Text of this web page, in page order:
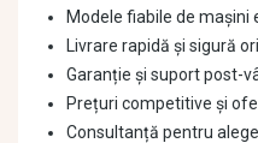
Modele fiabile de mașini
Livrare rapidă și sigură
Garanție și suport post-
Prețuri competitive și
Consultanță pentru